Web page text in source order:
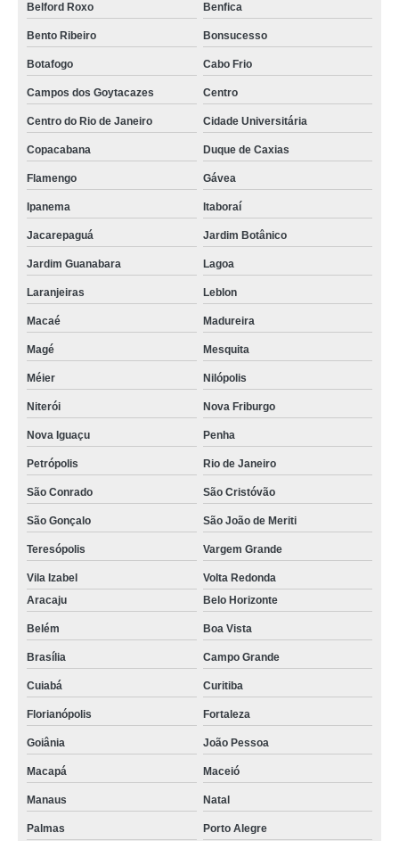
Belford Roxo Benfica
Bento Ribeiro Bonsucesso
Botafogo Cabo Frio
Campos dos Goytacazes Centro
Centro do Rio de Janeiro Cidade Universitária
Copacabana Duque de Caxias
Flamengo Gávea
Ipanema Itaboraí
Jacarepaguá Jardim Botânico
Jardim Guanabara Lagoa
Laranjeiras Leblon
Macaé Madureira
Magé Mesquita
Méier Nilópolis
Niterói Nova Friburgo
Nova Iguaçu Penha
Petrópolis Rio de Janeiro
São Conrado São Cristóvão
São Gonçalo São João de Meriti
Teresópolis Vargem Grande
Vila Izabel
Volta Redonda
Aracaju
Belo Horizonte
Belém Boa Vista
Brasília Campo Grande
Cuiabá Curitiba
Florianópolis Fortaleza
Goiânia João Pessoa
Macapá Maceió
Manaus Natal
Palmas Porto Alegre